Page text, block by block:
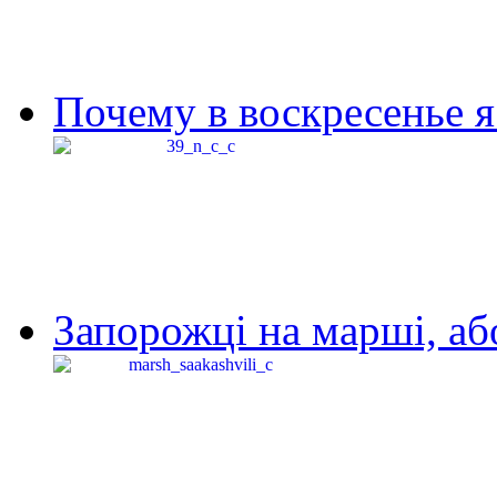
Почему в воскресенье
Запорожці на марші,